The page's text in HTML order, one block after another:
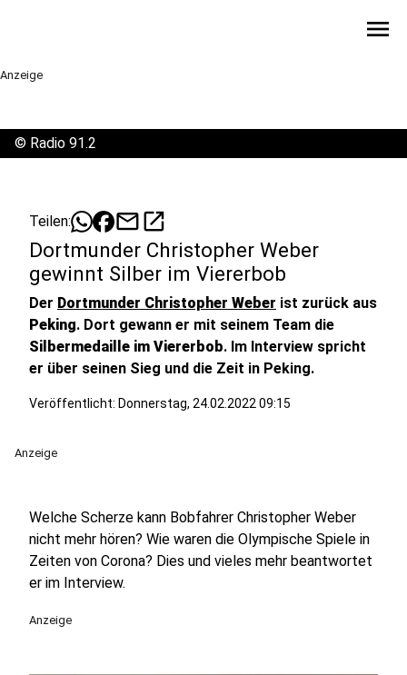
menu
Anzeige
© Radio 91.2
Teilen: mailopen_in_new
Dortmunder Christopher Weber
gewinnt Silber im Viererbob
Der Dortmunder Christopher Weber ist zurück aus
Peking. Dort gewann er mit seinem Team die
Silbermedaille im Viererbob. Im Interview spricht
er über seinen Sieg und die Zeit in Peking.
Veröffentlicht: Donnerstag, 24.02.2022 09:15
Anzeige
Welche Scherze kann Bobfahrer Christopher Weber
nicht mehr hören? Wie waren die Olympische Spiele in
Zeiten von Corona? Dies und vieles mehr beantwortet
er im Interview.
Anzeige